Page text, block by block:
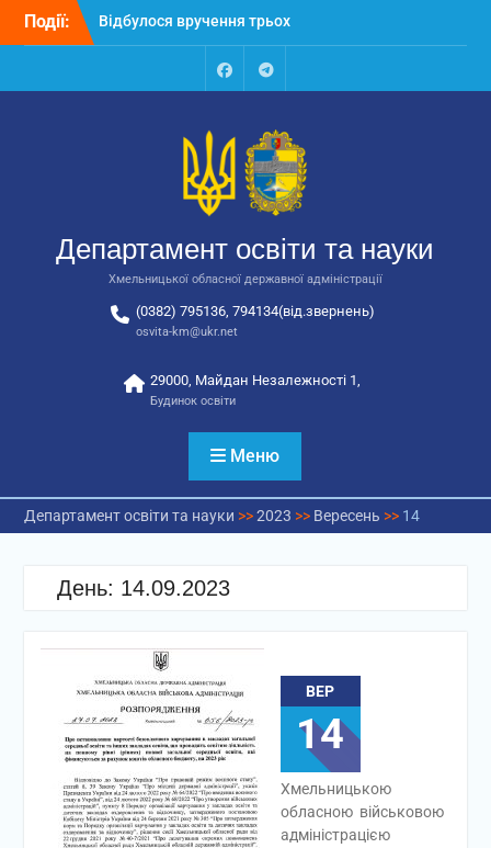
Перейти
Події:
Відбулося вручення трьох
автобусів для потреб
Відбулося засідання
освіти та науки обласної
державної адміністрації
Відбулась обласна
національно-патріотичне
виховання
FacebookTalegram
Департамент освіти та науки
Хмельницької обласної державної адміністрації
(0382) 795136, 794134(від.звернень)
osvita-km@ukr.net
29000, Майдан Незалежності 1,
Будинок освіти
Меню
Департамент освіти та науки >>2023 >> Вересень >> 14
День: 14.09.2023
ВЕР
14
Хмельницькою
обласною військовою
адміністрацією